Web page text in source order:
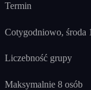
Termin
Cotygodniowo, środa
Liczebność grupy
Maksymalnie 8 osób